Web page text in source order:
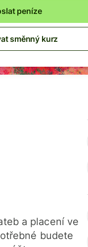
peníze
směnný kurz
a placení ve
budete